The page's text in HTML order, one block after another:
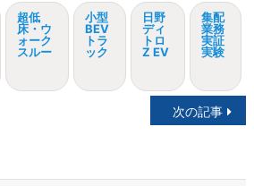
超低
床・ウ
ォーク
スルー
小型
BEV
トラ
ック
日野
ディ
トロ
Z EV
集配
業務
実証
実験
次の記事